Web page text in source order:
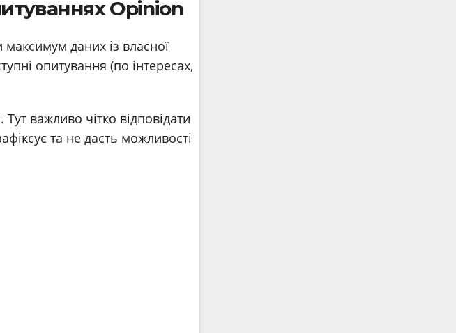
Opinion
даних із власної
опитування (по інтересах,
важливо чітко відповідати
та не дасть можливості